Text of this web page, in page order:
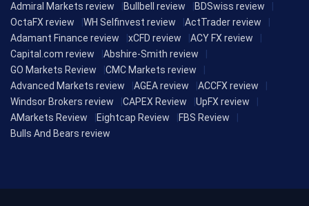
Admiral Markets review
Bullbell review
BDSwiss review
OctaFX review
WH Selfinvest review
ActTrader review
Adamant Finance review
xCFD review
ACY FX review
Capital.com review
Abshire-Smith review
GO Markets Review
CMC Markets review
Advanced Markets review
AGEA review
ACCFX review
Windsor Brokers review
CAPEX Review
UpFX review
AMarkets Review
Eightcap Review
FBS Review
Bulls And Bears review